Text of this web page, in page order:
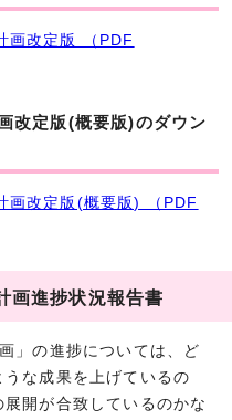
画改定版 （PDF
改定版(概要版)のダウン
画改定版(概要版) （PDF
画進捗状況報告書
」の進捗については、ど
な成果を上げているの
開が合致しているのかな